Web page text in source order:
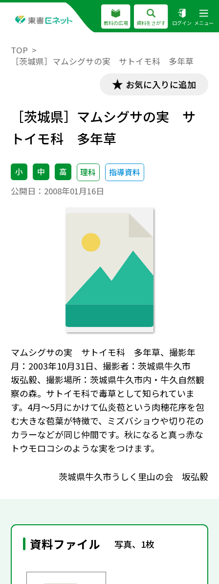
教科の広場 資料をさがす ログイン メニュー
TOP
［茨城県］マムシグサの実 サトイモ科 多年草
お気に入りに追加
［茨城県］マムシグサの実 サ
トイモ科 多年草
小 中 高 理科 指導資料
公開日： 2008年01月16日
マムシグサの実 サトイモ科 多年草、撮影年
月：2003年10月31日、撮影者：茨城県牛久市
坂弘毅、撮影場所：茨城県牛久市内・牛久自然観
察の森。サトイモ科で毒草として知られていま
す。4月～5月にかけて仏炎苞という肉穂花序を包
む大きな苞葉が特徴で、ミズバショウや切り花の
カラーなどが同じ仲間です。秋になると真っ赤な
トウモロコシのような実をつけます。
茨城県牛久市うしく里山の会 坂弘毅
資料ファイル 写真、1枚